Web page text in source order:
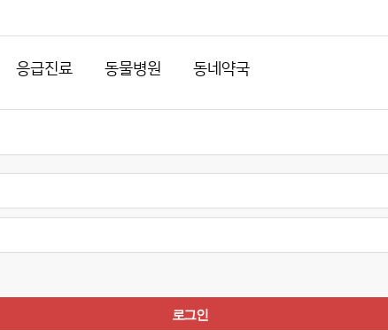
응급진료 동물병원 동네약국